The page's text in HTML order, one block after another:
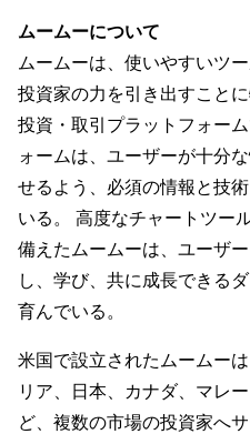
ムームーについて
ムームーは、使いやすいツ
投資家の力を引き出すこと
投資・取引プラットフォー
ォームは、ユーザーが十分
せるよう、必須の情報と技
いる。 高度なチャートツー
備えたムームーは、ユーザ
し、学び、共に成長できる
育んでいる。
米国で設立されたムームー
リア、日本、カナダ、マレ
ど、複数の市場の投資家へ